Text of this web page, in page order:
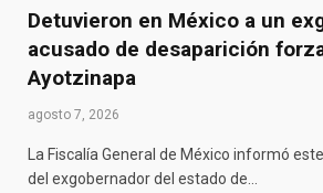
Detuvieron en México a un
acusado de desaparición
Ayotzinapa
agosto 7, 2026
La Fiscalía General de México informó
del exgobernador del estado de…